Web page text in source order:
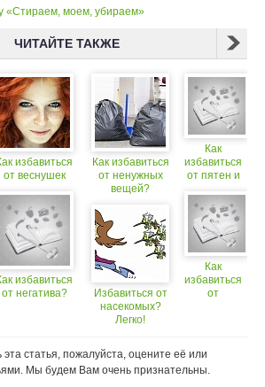
«Стираем, моем, убираем»
ЧИТАЙТЕ ТАКЖЕ
избавиться
от веснушек
избавиться
от негатива?
Как избавиться
от ненужных
вещей?
Избавиться от
насекомых?
Легко!
Как
избавиться
от пятен и
Как
избавиться
от
статья, пожалуйста, оцените её или
Мы будем Вам очень признательны.